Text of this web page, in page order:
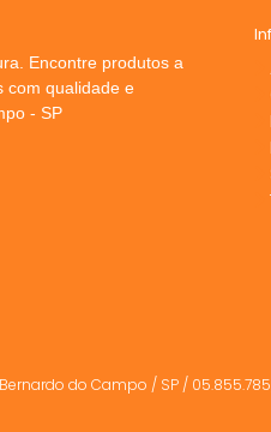
Encontre produtos a
com qualidade e
- SP
do Campo / SP /